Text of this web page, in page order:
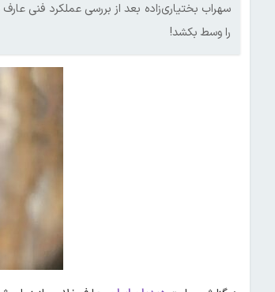
سهراب بختیاری‌زاده بعد از بررسی عملکرد فنی عارف
را وسط بکشد!